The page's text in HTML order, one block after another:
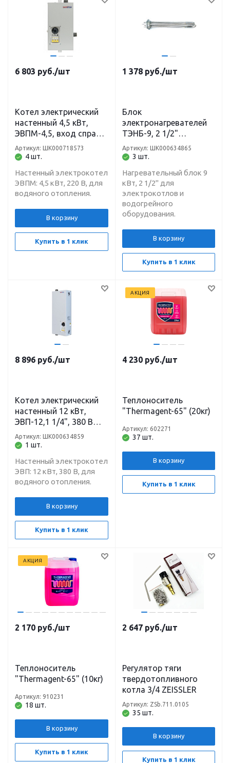
6 803 руб./шт
Котел электрический
настенный 4,5 кВт,
ЭВПМ-4,5, вход справа
1", 220 В Теплотех
4 шт.
Артикул: ШК000718573
Настенный электрокотел
ЭВПМ: 4,5 кВт, 220 В, для
водяного отопления.
В корзину
Купить в 1 клик
1 378 руб./шт
Блок
электронагревателей
ТЭНБ-9, 2 1/2"
Теплотех
3 шт.
Артикул: ШК000634865
Нагревательный блок 9
кВт, 2 1/2" для
электрокотлов и
водогрейного
оборудования.
В корзину
Купить в 1 клик
8 896 руб./шт
Котел электрический
настенный 12 кВт,
ЭВП-12,1 1/4", 380 В
Теплотех
1 шт.
Артикул: ШК000634859
Настенный электрокотел
ЭВП: 12 кВт, 380 В, для
водяного отопления.
В корзину
Купить в 1 клик
АКЦИЯ
4 230 руб./шт
Теплоноситель
"Thermagent-65" (20кг)
37 шт.
Артикул: 602271
В корзину
Купить в 1 клик
АКЦИЯ
2 170 руб./шт
Теплоноситель
"Thermagent-65" (10кг)
18 шт.
Артикул: 910231
В корзину
Купить в 1 клик
2 647 руб./шт
Регулятор тяги
твердотопливного
котла 3/4 ZEISSLER
35 шт.
Артикул: ZSb.711.0105
В корзину
Купить в 1 клик